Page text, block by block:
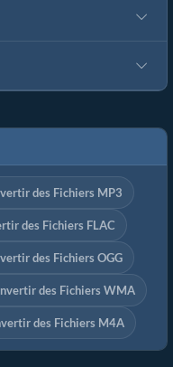
des Fichiers MP3
des Fichiers FLAC
des Fichiers OGG
des Fichiers WMA
des Fichiers M4A